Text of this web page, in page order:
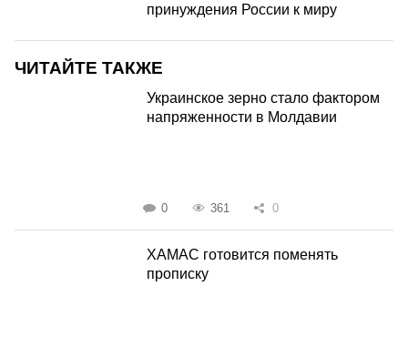
принуждения России к миру
ЧИТАЙТЕ ТАКЖЕ
Украинское зерно стало фактором
напряженности в Молдавии
0 361 0
ХАМАС готовится поменять
прописку